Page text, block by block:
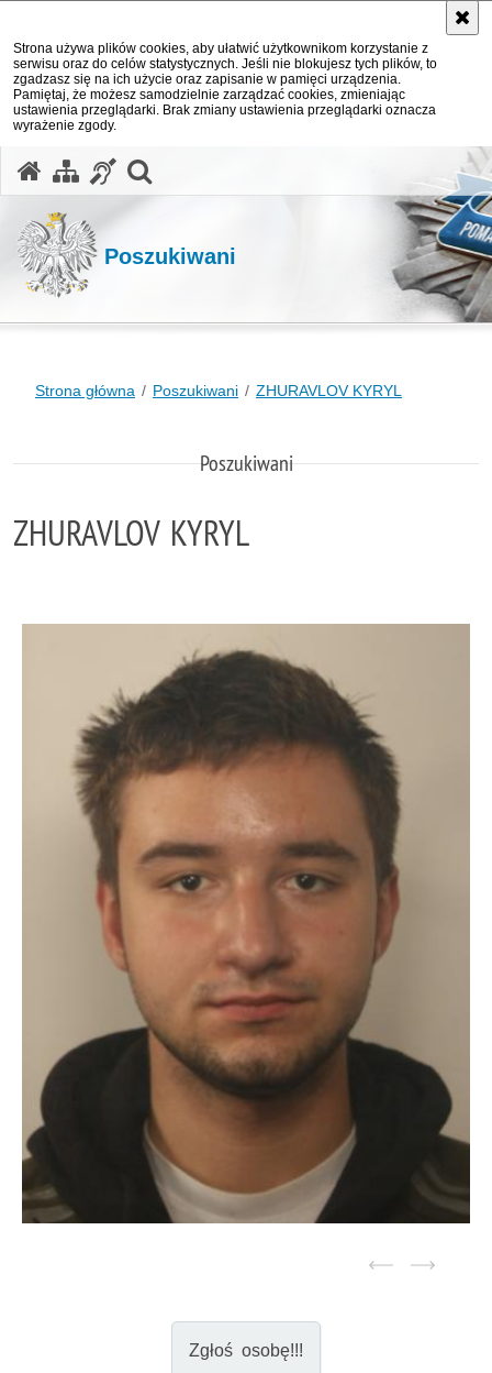
Strona używa plików cookies, aby ułatwić użytkownikom korzystanie z
serwisu oraz do celów statystycznych. Jeśli nie blokujesz tych plików, to
zgadzasz się na ich użycie oraz zapisanie w pamięci urządzenia.
Pamiętaj, że możesz samodzielnie zarządzać cookies, zmieniając
ustawienia przeglądarki. Brak zmiany ustawienia przeglądarki oznacza
wyrażenie zgody.
Poszukiwani
Strona główna Poszukiwani ZHURAVLOV KYRYL
Poszukiwani
ZHURAVLOV KYRYL
Zgłoś osobę!!!